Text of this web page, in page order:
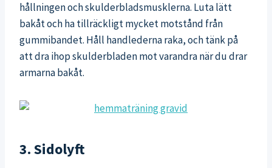
hållningen och skulderbladsmusklerna. Luta lätt
bakåt och ha tillräckligt mycket motstånd från
gummibandet. Håll handlederna raka, och tänk på
att dra ihop skulderbladen mot varandra när du drar
armarna bakåt.
3. Sidolyft